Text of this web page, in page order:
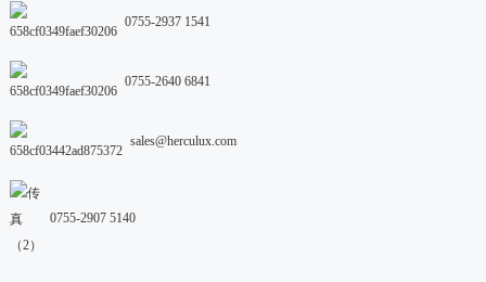
0755-2937 1541
0755-2640 6841
sales@herculux.com
0755-2907 5140